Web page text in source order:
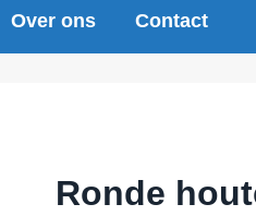
Over ons Contact
Ronde